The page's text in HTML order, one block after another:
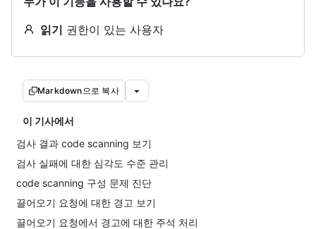
읽기 권한이 있는 사용자
Markdown으로 복사
이 기사에서
검사 결과 code scanning 보기
검사 실패에 대한 심각도 수준 관리
code scanning 구성 문제 진단
끌어오기 요청에 대한 경고 보기
끌어오기 요청에서 경고에 대한 주석 처리